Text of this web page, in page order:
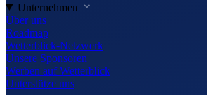
Unternehmen
Über uns
Roadmap
Wetterblick-Netzwerk
Unsere Sponsoren
Werben auf Wetterblick
Unterstütze uns